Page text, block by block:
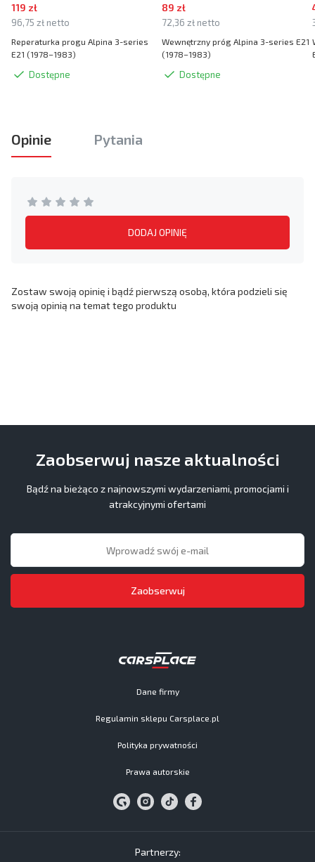
119 zł
96,75 zł netto
Reperaturka progu Alpina 3-series
E21 (1978–1983)
Dostępne
89 zł
72,36 zł netto
Wewnętrzny próg Alpina 3-series E21
(1978–1983)
Dostępne
Opinie Pytania
DODAJ OPINIĘ
Zostaw swoją opinię i bądź pierwszą osobą, która podzieli się
swoją opinią na temat tego produktu
Dane firmy
Regulamin sklepu Carsplace.pl
Polityka prywatności
Prawa autorskie
Zaobserwuj nasze aktualności
Bądź na bieżąco z najnowszymi wydarzeniami, promocjami i
atrakcyjnymi ofertami
Zaobserwuj
Partnerzy: